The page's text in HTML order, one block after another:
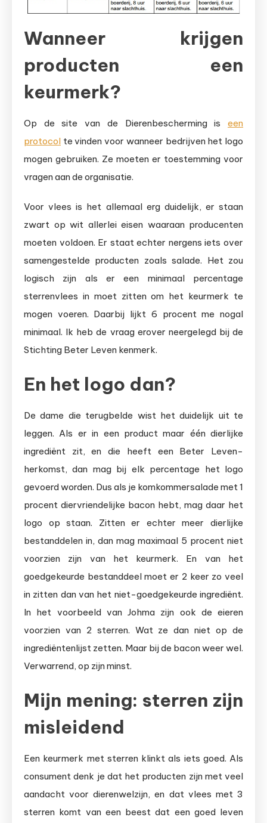
Wanneer krijgen
producten een
keurmerk?
Op de site van de Dierenbescherming is een
protocol te vinden voor wanneer bedrijven het logo
mogen gebruiken. Ze moeten er toestemming voor
vragen aan de organisatie.
Voor vlees is het allemaal erg duidelijk, er staan
zwart op wit allerlei eisen waaraan producenten
moeten voldoen. Er staat echter nergens iets over
samengestelde producten zoals salade. Het zou
logisch zijn als er een minimaal percentage
sterrenvlees in moet zitten om het keurmerk te
mogen voeren. Daarbij lijkt 6 procent me nogal
minimaal. Ik heb de vraag erover neergelegd bij de
Stichting Beter Leven kenmerk.
En het logo dan?
De dame die terugbelde wist het duidelijk uit te
leggen. Als er in een product maar één dierlijke
ingrediënt zit, en die heeft een Beter Leven-
herkomst, dan mag bij elk percentage het logo
gevoerd worden. Dus als je komkommersalade met 1
procent diervriendelijke bacon hebt, mag daar het
logo op staan. Zitten er echter meer dierlijke
bestanddelen in, dan mag maximaal 5 procent niet
voorzien zijn van het keurmerk. En van het
goedgekeurde bestanddeel moet er 2 keer zo veel
in zitten dan van het niet-goedgekeurde ingrediënt.
In het voorbeeld van Johma zijn ook de eieren
voorzien van 2 sterren. Wat ze dan niet op de
ingrediëntenlijst zetten. Maar bij de bacon weer wel.
Verwarrend, op zijn minst.
Mijn mening: sterren zijn
misleidend
Een keurmerk met sterren klinkt als iets goed. Als
consument denk je dat het producten zijn met veel
aandacht voor dierenwelzijn, en dat vlees met 3
sterren komt van een beest dat een goed leven